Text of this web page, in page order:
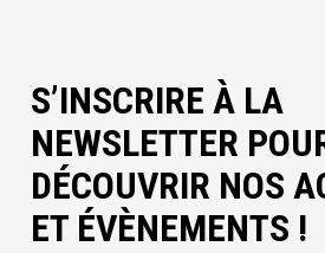
S’INSCRIRE À LA
NEWSLETTER
DÉCOUVRIR NOS
ET ÉVÈNEMENTS !